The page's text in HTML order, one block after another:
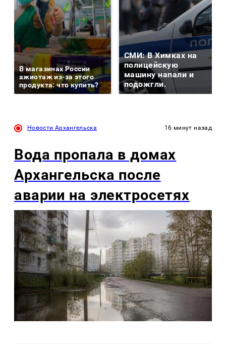
В магазинах России
ажиотаж из-за этого
продукта: что купить?
СМИ: В Химках на
полицейскую
машину напали и
подожгли.
Новости Архангельска 16 минут назад
Вода пропала в домах
Архангельска после
аварии на электросетях